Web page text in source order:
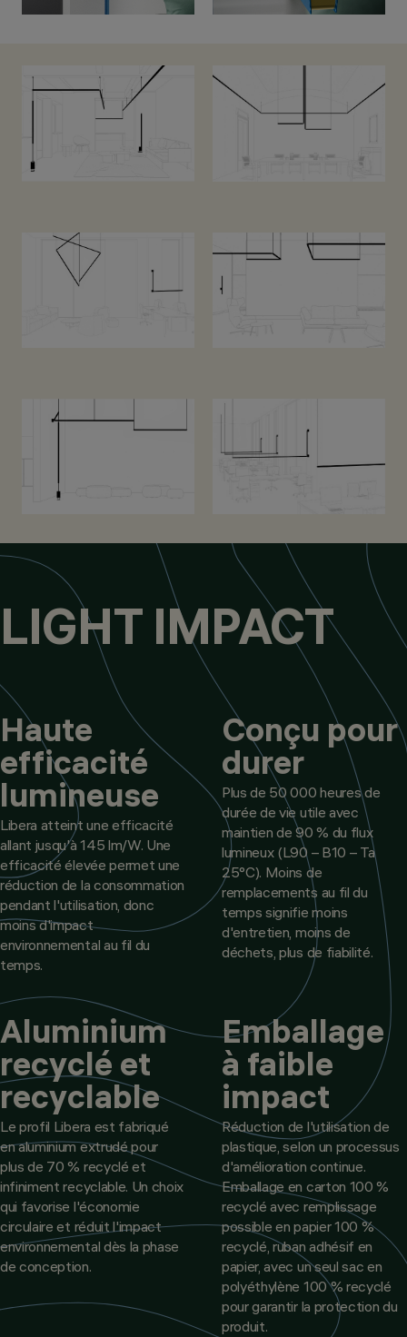
LIGHT IMPACT
Haute
efficacité
lumineuse
Libera atteint une efficacité
allant jusqu'à 145 lm/W. Une
efficacité élevée permet une
réduction de la consommation
pendant l'utilisation, donc
moins d'impact
environnemental au fil du
temps.
Conçu pour
durer
Plus de 50 000 heures de
durée de vie utile avec
maintien de 90 % du flux
lumineux (L90 – B10 – Ta
25°C). Moins de
remplacements au fil du
temps signifie moins
d'entretien, moins de
déchets, plus de fiabilité.
Aluminium
recyclé et
recyclable
Le profil Libera est fabriqué
en aluminium extrudé pour
plus de 70 % recyclé et
infiniment recyclable. Un choix
qui favorise l'économie
circulaire et réduit l'impact
environnemental dès la phase
de conception.
Emballage
à faible
impact
Réduction de l'utilisation de
plastique, selon un processus
d'amélioration continue.
Emballage en carton 100 %
recyclé avec remplissage
possible en papier 100 %
recyclé, ruban adhésif en
papier, avec un seul sac en
polyéthylène 100 % recyclé
pour garantir la protection du
produit.